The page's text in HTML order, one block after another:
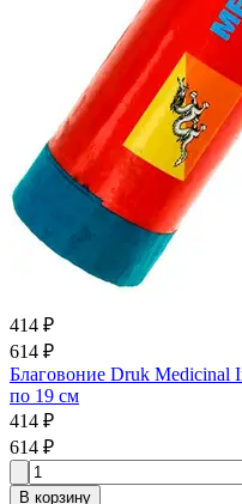
414 ₽
614 ₽
Благовоние Druk Medicinal
по 19 см
414 ₽
614 ₽
В корзину